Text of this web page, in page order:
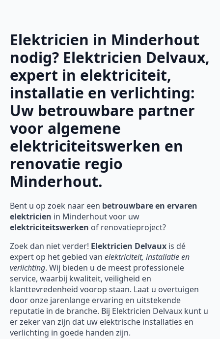
Elektricien in Minderhout
nodig? Elektricien Delvaux,
expert in elektriciteit,
installatie en verlichting:
Uw betrouwbare partner
voor algemene
elektriciteitswerken en
renovatie regio
Minderhout.
Bent u op zoek naar een betrouwbare en ervaren
elektricien in Minderhout voor uw
elektriciteitswerken of renovatieproject?
Zoek dan niet verder! Elektricien Delvaux is dé
expert op het gebied van elektriciteit, installatie en
verlichting. Wij bieden u de meest professionele
service, waarbij kwaliteit, veiligheid en
klanttevredenheid voorop staan. Laat u overtuigen
door onze jarenlange ervaring en uitstekende
reputatie in de branche. Bij Elektricien Delvaux kunt u
er zeker van zijn dat uw elektrische installaties en
verlichting in goede handen zijn.